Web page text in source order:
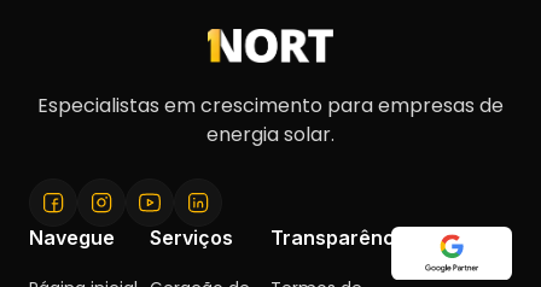
Especialistas em crescimento para empresas de
energia solar.
Navegue Serviços Transparência